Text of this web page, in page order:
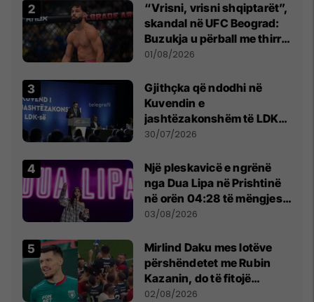
“Vrisni, vrisni shqiptarët”,
skandal në UFC Beograd:
Buzukja u përball me thirrje
anti-shqiptare nga
01/08/2026
Gjithçka që ndodhi në
Kuvendin e
jashtëzakonshëm të LDK-
së
30/07/2026
Një pleskavicë e ngrënë
nga Dua Lipa në Prishtinë
në orën 04:28 të mëngjesit
- dhe bota digjitale serbe
03/08/2026
Mirlind Daku mes lotëve
përshëndetet me Rubin
Kazanin, do të fitojë
miliona te Spartak Moska
02/08/2026